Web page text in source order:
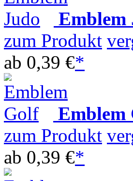
Emblem
zum Produkt
ab 0,39 €*
Emblem
zum Produkt
ab 0,39 €*